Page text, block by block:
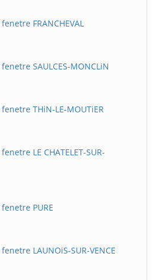
FRANCHEVAL
SAULCES-MONCLiN
THiN-LE-MOUTiER
LE CHATELET-SUR-
PURE
LAUNOiS-SUR-VENCE